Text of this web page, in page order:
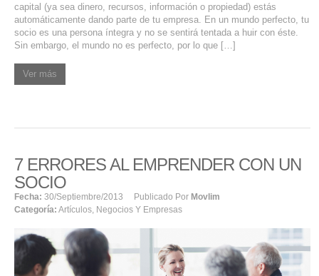
PAGINA WEB CON MANEJADOR DE CONTENIDOS
PAGINA WEB CON CATÁLOGO DE PRODUCTOS
PAGINAS WEB A MEDIDA
MARKETING DIGITAL
EMAIL MARKETING
SERVICIOS DE TI
ASESORÍA TECNOLÓGICA
capital (ya sea dinero, recursos, información o propiedad) estás
automáticamente dando parte de tu empresa. En un mundo perfecto, tu
socio es una persona íntegra y no se sentirá tentada a huir con éste.
Sin embargo, el mundo no es perfecto, por lo que […]
Ver más
7 ERRORES AL EMPRENDER CON UN
SOCIO
Fecha: 30/septiembre/2013 Publicado Por Movlim
Categoría: Artículos Negocios Y Empresas